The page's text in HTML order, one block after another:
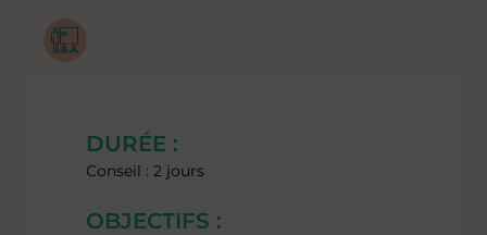
DURÉE :
Conseil : 2 jours
OBJECTIFS :